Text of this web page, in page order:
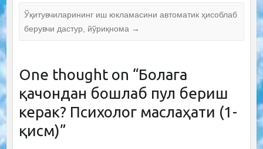
Ўқитувчиларининг иш юкламасини автоматик ҳисоблаб
берувчи дастур, йўриқнома →
One thought on “Болага
қачондан бошлаб пул бериш
керак? Психолог маслаҳати (1-
қисм)”